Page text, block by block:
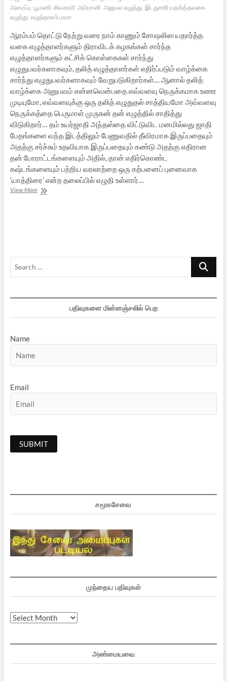
அமைப்பு பூமணி சிவகாமி அபிமானி அனுபவ எழுத்து இடதுசாரி யதார்த்தவகை
எழுத்து எழுத்தாளர் பாமா
ஆரம்பம் தொட்டு நேற்று வரை நாம் காணும் சோஷலிஸ யதார்த்த
வகை எழுத்தாளர்களும் திராவிடக் கழகங்கள் சார்ந்த
எழுத்தாளர்களும் கட்சிக் கொள்கைகள் சார்ந்து
எழுதுபவர்களாகவும், தலித் எழுத்தாளர்கள் எதிர்ப்படும் வாழ்க்கை
சார்ந்து எழுதுபவர்களாகவும் வேறுபடுகிறார்கள்… ஆனால் தலித்
வாழ்க்கை அனுபவம் என்னவென்பதை எவ்வளவு நெருக்கமாக உணர
முடியுமோ, எவ்வளவுக்கு ஒரு தலித் எழுதுதல் சாத்தியமோ அவ்வளவு
நெருக்கத்தை பெருமாள் முருகன் தன் எழுத்தில் சாதித்து
விடுகிறார்… தம் உயர்ஜாதி அந்தஸ்தை விட்டுவிட மனமில்லது ஜாதி
பேதங்களை வந்த இடத்திலும் பேணுவதில் தீவிரமாக இருப்பதையும்
அதற்கு சர்ச்சும் உதவியாக இருப்பதையும் கண்டு அதற்கு எதிரான
தன் போராட்டங்களையும் அதில், தான் எதிர்கொண்ட
கஷ்டங்களையும் பற்றிய வரலாற்றை ஒரு கற்பனைப் புனைவாக
‘யாத்திரை’ என்ற தலைப்பில் எழுதி உள்ளார்…
View Moreதலித்துகளும்
Search
பதிவுகளை மின்னஞ்சலில் பெற
Name
Email
சமூகசேவை
முந்தைய பதிவுகள்
முந்தைய
அண்மையவை